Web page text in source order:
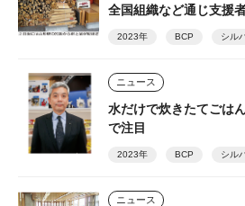
全国組織など通じ支援
2023年 BCP シル
ニュース
水だけで炊きたてごは
で注目
2023年 BCP シル
ニュース